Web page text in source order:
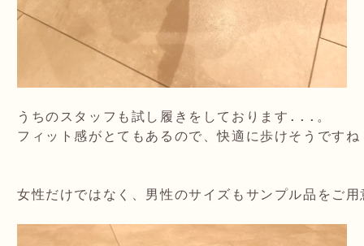
うちのスタッフも試し履きをしております...。
フィット感がとてもあるので、快適に歩けそうですね
女性だけではなく、男性のサイズもサンプル品をご